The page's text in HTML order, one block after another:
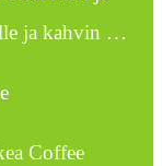
ja kahvin …
Coffee